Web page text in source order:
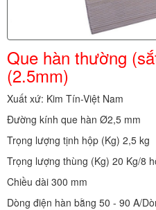
Que hàn thường
(2.5mm)
Xuất xứ: Kim Tín-Việt Nam
Đường kính que hàn Ø2,5 mm
Trọng lượng tịnh hộp (Kg) 2,5 kg
Trọng lượng thùng (Kg) 20 Kg/8
Chiều dài 300 mm
Dòng điện hàn bằng 50 - 90 A/